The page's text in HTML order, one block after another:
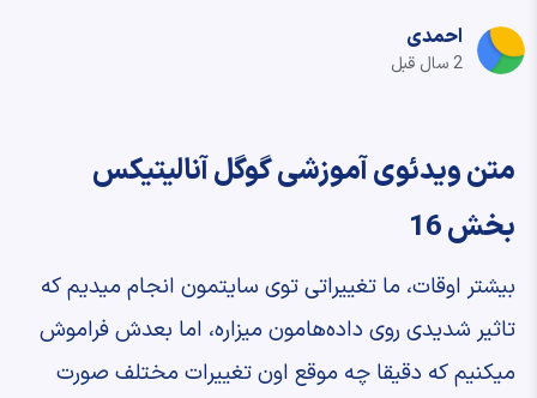
احمدی
2 سال قبل
متن ویدئوی آموزشی گوگل آنالیتیکس
بخش 16
‫بیشتر اوقات، ما تغییراتی توی سایتمون انجام میدیم ‫که
تاثیر شدیدی روی داده‌هامون میزاره، ‫اما بعدش فراموش
میکنیم ‫که دقیقا چه موقع اون تغییرات مختلف ‫صورت